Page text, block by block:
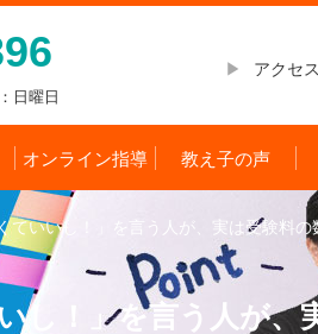
日曜日
アクセ
オンライン指導 教え子の声
ていいし！」を言う人が、実は受験料の
し！」を言う人が、